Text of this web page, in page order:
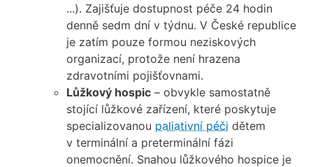
...). Zajišťuje dostupnost péče 24 hodin
denně sedm dní v týdnu. V České republice
je zatím pouze formou neziskových
organizací, protože není hrazena
zdravotními pojišťovnami.
Lůžkový hospic – obvykle samostatně
stojící lůžkové zařízení, které poskytuje
specializovanou paliativní péči dětem
v terminální a preterminální fázi
onemocnění. Snahou lůžkového hospice je